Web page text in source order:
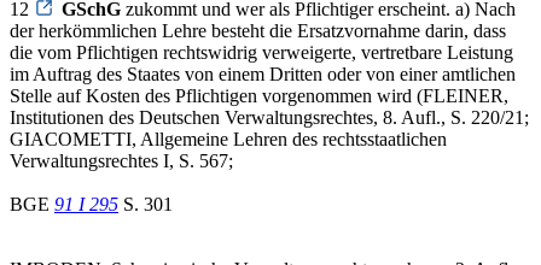
12
GSchG zukommt und wer als Pflichtiger erscheint. a) Nach
der herkömmlichen Lehre besteht die Ersatzvornahme darin, dass
die vom Pflichtigen rechtswidrig verweigerte, vertretbare Leistung
im Auftrag des Staates von einem Dritten oder von einer amtlichen
Stelle auf Kosten des Pflichtigen vorgenommen wird (FLEINER,
Institutionen des Deutschen Verwaltungsrechtes, 8. Aufl., S. 220/21;
GIACOMETTI, Allgemeine Lehren des rechtsstaatlichen
Verwaltungsrechtes I, S. 567;
BGE 91 I 295 S. 301